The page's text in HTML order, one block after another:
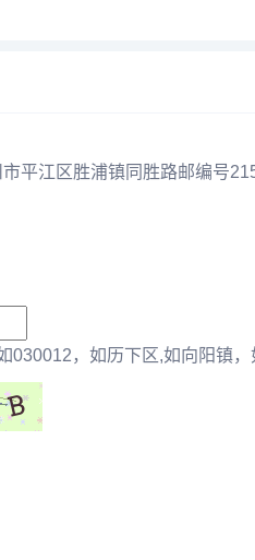
平江区胜浦镇同胜路邮编号
030012，如历下区,如向阳镇，